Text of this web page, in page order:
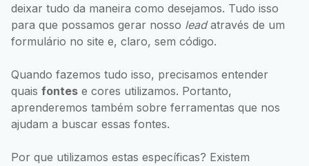
deixar tudo da maneira como desejamos. Tudo isso
para que possamos gerar nosso leadatravés de um
formulário no site e, claro, sem código.
Quando fazemos tudo isso, precisamos entender
quais fontes e cores utilizamos. Portanto,
aprenderemos também sobre ferramentas que nos
ajudam a buscar essas fontes.
Por que utilizamos estas específicas? Existem